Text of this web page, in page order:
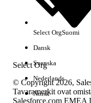
Select Org
Select OrgSuomi
Dansk
Svenska
Nederlands
Norsk
© Copyright 2026,
Tavaramerkit ovat
Salesforce.com EMEA